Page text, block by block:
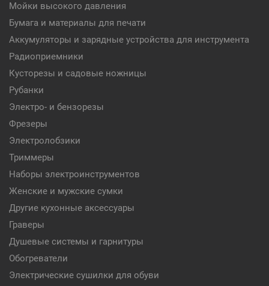
Мойки высокого давления
Бумага и материалы для печати
Аккумуляторы и зарядные устройства для инструмента
Радиоприемники
Кусторезы и садовые ножницы
Рубанки
Электро- и бензорезы
Фрезеры
Электролобзики
Триммеры
Наборы электроинструментов
Женские и мужские сумки
Другие кухонные аксессуары
Граверы
Душевые системы и гарнитуры
Обогреватели
Электрические сушилки для обуви